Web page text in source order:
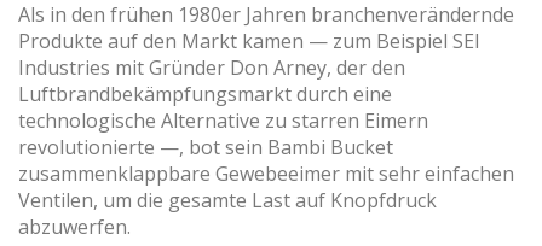
Als in den frühen 1980er Jahren branchenverändernde
Produkte auf den Markt kamen — zum Beispiel SEI
Industries mit Gründer Don Arney, der den
Luftbrandbekämpfungsmarkt durch eine
technologische Alternative zu starren Eimern
revolutionierte —, bot sein Bambi Bucket
zusammenklappbare Gewebeeimer mit sehr einfachen
Ventilen, um die gesamte Last auf Knopfdruck
abzuwerfen.
Cookies ändern